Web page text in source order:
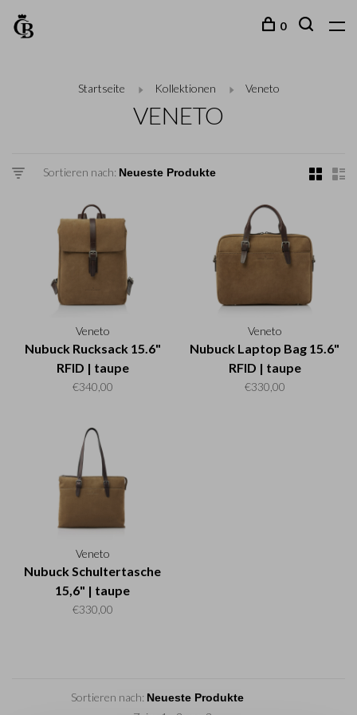
0
Startseite Kollektionen Veneto
VENETO
Sortieren nach:
Veneto
Nubuck Rucksack 15.6"
RFID | taupe
€340,00
Veneto
Nubuck Laptop Bag 15.6"
RFID | taupe
€330,00
Veneto
Nubuck Schultertasche
15,6" | taupe
€330,00
Sortieren nach: